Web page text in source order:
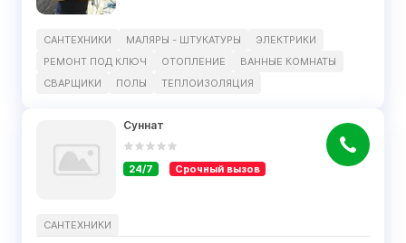
САНТЕХНИКИ МАЛЯРЫ - ШТУКАТУРЫ
ЭЛЕКТРИКИ
РЕМОНТ ПОД КЛЮЧ
ОТОПЛЕНИЕ
ВАННЫЕ КОМНАТЫ
СВАРЩИКИ
ПОЛЫ ТЕПЛОИЗОЛЯЦИЯ
Суннат
24/7 Срочный вызов
САНТЕХНИКИ